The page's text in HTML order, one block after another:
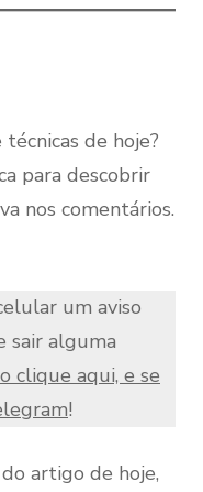
de hoje?
para descobrir
nos comentários.
um aviso
sair alguma
clique aqui, e se
!
artigo de hoje,